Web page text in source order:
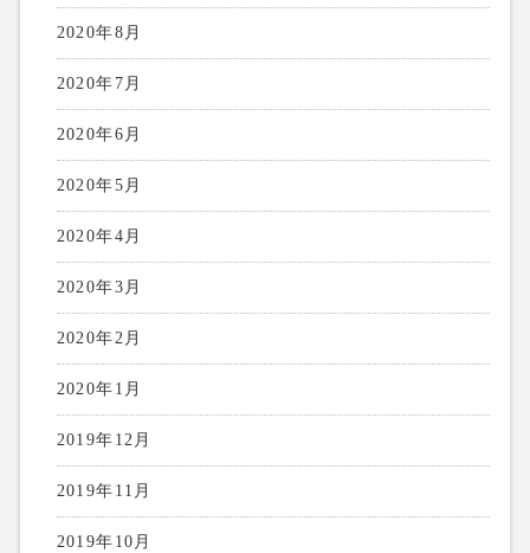
2020年8月
2020年7月
2020年6月
2020年5月
2020年4月
2020年3月
2020年2月
2020年1月
2019年12月
2019年11月
2019年10月